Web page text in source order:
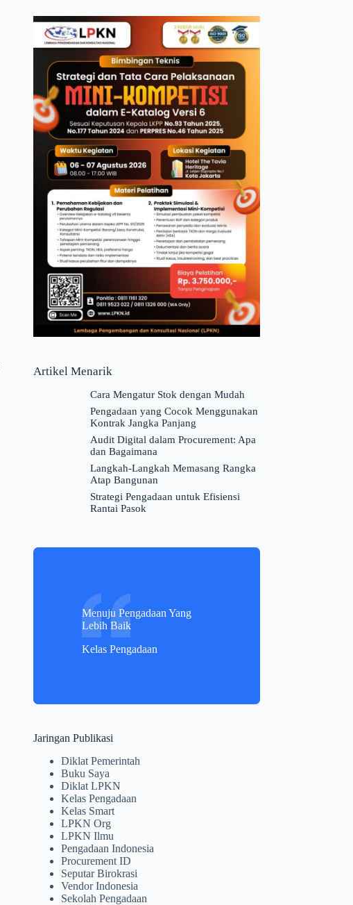
Artikel Menarik
Cara Mengatur Stok dengan Mudah
Pengadaan yang Cocok Menggunakan
Kontrak Jangka Panjang
Audit Digital dalam Procurement: Apa
dan Bagaimana
Langkah-Langkah Memasang Rangka
Atap Bangunan
Strategi Pengadaan untuk Efisiensi
Rantai Pasok
Menuju Pengadaan Yang
Lebih Baik
Kelas Pengadaan
Jaringan Publikasi
Diklat Pemerintah
Buku Saya
Diklat LPKN
Kelas Pengadaan
Kelas Smart
LPKN Org
LPKN Ilmu
Pengadaan Indonesia
Procurement ID
Seputar Birokrasi
Vendor Indonesia
Sekolah Pengadaan